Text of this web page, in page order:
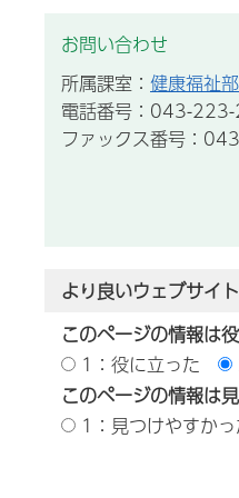
お問い合わせ
所属課室： 健康福祉
電話番号：043-
ファックス番号：
より良いウェブサイ
このページの情報は
1：役に立った
このページの情報は
1：見つけやすか